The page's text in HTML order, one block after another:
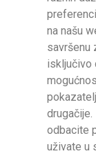
na našu
savršenu
isključivo
odbacite
uživate u